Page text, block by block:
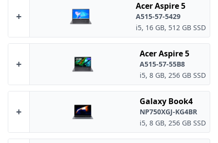
+
Acer Aspire 5
A515-57-5429
i5, 16 GB, 512 GB SSD
+
Acer Aspire 5
A515-57-55B8
i5, 8 GB, 256 GB SSD
+
Galaxy Book4
NP750XGJ-KG4BR
i5, 8 GB, 256 GB SSD